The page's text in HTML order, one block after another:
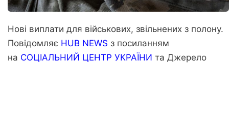
Нові виплати для військових, звільнених з полону.
Повідомляє HUB NEWS з посиланням
на СОЦІАЛЬНИЙ ЦЕНТР УКРАЇНИ та Джерело